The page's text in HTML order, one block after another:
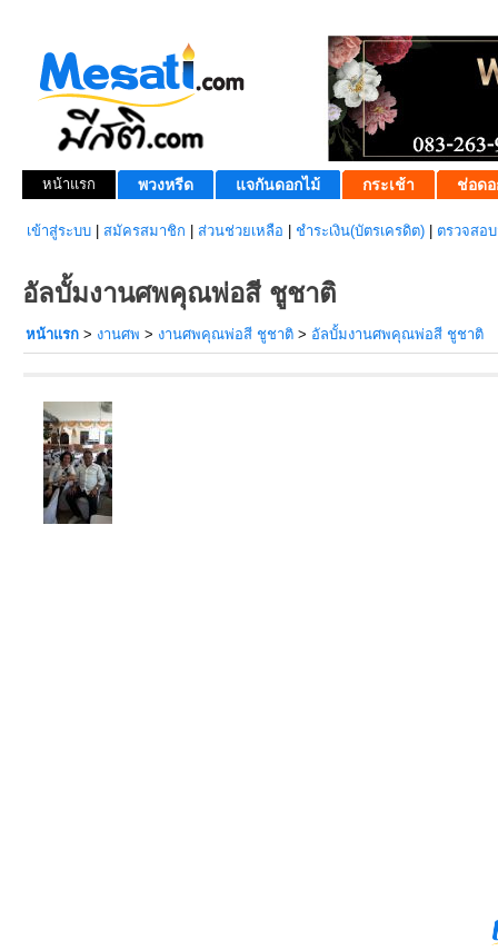
หน้าแรก พวงหรีด แจกันดอกไม้ กระเช้า ช่อดอ
เข้าสู่ระบบ สมัครสมาชิก ส่วนช่วยเหลือ ชำระเงิน(บัตรเครดิต) ตรวจสอ
อัลบั้มงานศพคุณพ่อสี ชูชาติ
หน้าแรก > งานศพ > งานศพคุณพ่อสี ชูชาติ > อัลบั้มงานศพคุณพ่อสี ชูชาติ